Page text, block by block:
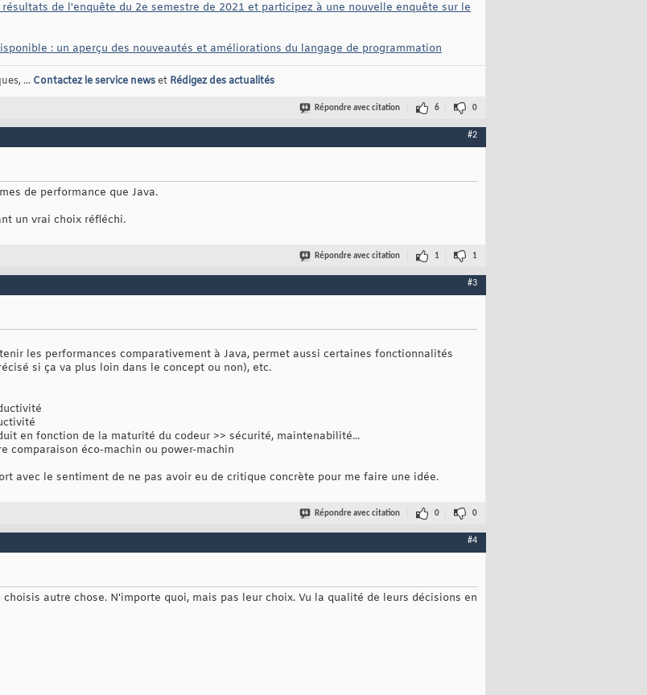
de l'enquête du 2e semestre de 2021 et participez à une nouvelle enquête sur le
: un aperçu des nouveautés et améliorations du langage de programmation
... Contactez le service newset Rédigez des actualités
Répondre avec citation 6 0
#2
de performance que Java.
un vrai choix réfléchi.
Répondre avec citation 1 1
#3
les performances comparativement à Java, permet aussi certaines fonctionnalités
si ça va plus loin dans le concept ou non), etc.
en fonction de la maturité du codeur >> sécurité, maintenabilité...
comparaison éco-machin ou power-machin
avec le sentiment de ne pas avoir eu de critique concrète pour me faire une idée.
Répondre avec citation 0 0
#4
autre chose. N'importe quoi, mais pas leur choix. Vu la qualité de leurs décisions en